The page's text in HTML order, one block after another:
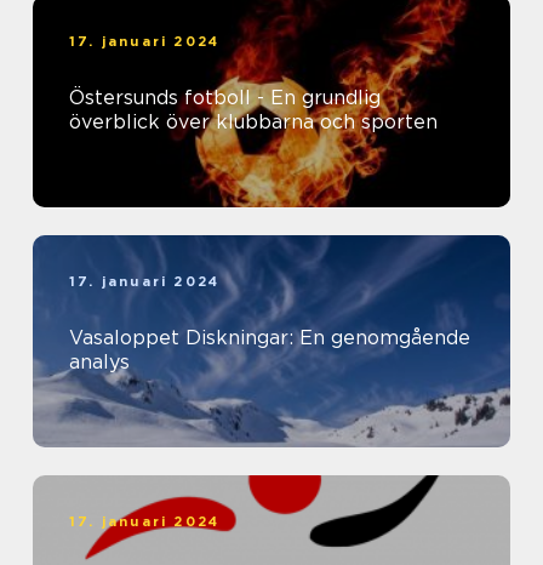
17. januari 2024
Östersunds fotboll - En grundlig
överblick över klubbarna och sporten
17. januari 2024
Vasaloppet Diskningar: En genomgående
analys
17. januari 2024